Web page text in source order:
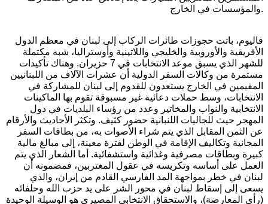
والمؤسسات في الخارج.
فاليوم، باتت حجوزات طائرات الركاب إلى لبنان في معظم الدول
الأفريقية والأوروبية والخليجي واللاتينية وأوستراليا، شبه مكتملة
للشهر الذي يسبق موعد الانتخابات في 7 حزيران. وهناك تأكيدات
مستمرة من وكالات السفر الدولية أن عشرات الآلاف من اللبنانيين
المقيمين في الخارج يستعدون للقدوم إلى لبنان للمشاركة في
الانتخابات، وسط حملات دعائية غير مسبوقة تقوم بها الماكينات
الانتخابية والنواب والمخاتير وعدد من رؤساء البلديات في دول
المهجر حيث للجاليات اللنبانية حضور كثيف. وتكثر الأحاديث والأرقام
عن الثمن المقابل الذي يتم شراء الأصوات به، من بطاقات السفر
المجانية وتكاليف الإقامة في الوطن لفترة معينة، إلى مبالغ مالية
كبيرة وبطاقات مصرفية وغذائية واستشفائية. أما الشعار الذي يتم
العمل على أساسه وتكريسه في عقول المغتربين، فمضمونه أن
لبنان في خطر بمواجهة المد الفارسي القادم من إيران، والذي
يسعى إلى إسقاط لبنان في محور الشر على يد حزب الله وحلفائه
(رأي المعارضة)، والاستحقاق الانتخابي المصيري هو الوسيلة الوحيدة